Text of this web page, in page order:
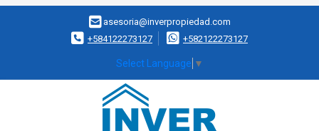
asesoria@inverpropiedad.com
+584122273127
+582122273127
Select Language ▼